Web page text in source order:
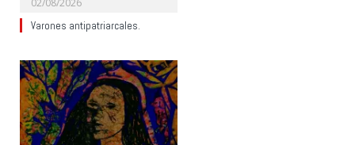
Varones antipatriarcales.